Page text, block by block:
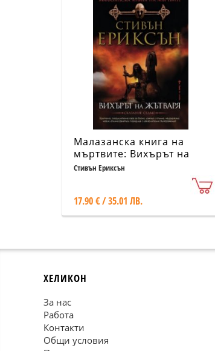
Малазанска книга на
мъртвите: Вихърът на
жътваря/ Сказание
Стивън Ериксън
17.90 € / 35.01 ЛВ.
ХЕЛИКОН
За нас
Работа
Контакти
Общи условия